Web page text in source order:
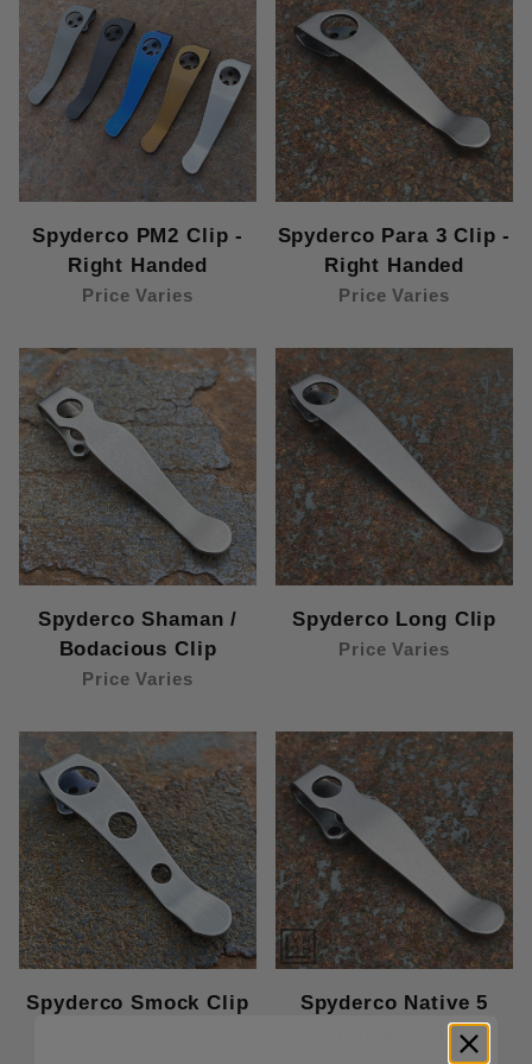
Spyderco PM2 Clip -
Right Handed
Price Varies
Spyderco Para 3 Clip -
Right Handed
Price Varies
Spyderco Shaman /
Bodacious Clip
Price Varies
Spyderco Long Clip
Price Varies
Spyderco Smock Clip
Spyderco Native 5
Standard Clip
Spyderco::Pacific Salt 2 (1)
Spyderco::Para 3 (10)
Spyderco::Para 3 LW (6)
Spyderco::Paramilitary 2 (PM2) (12)
Spyderco::Paysan (1)
Spyderco::Persistence (1)
Spyderco::PITS (6)
Spyderco::Police (10)
Spyderco::Police 4 (1)
Spyderco::Poliwog (6)
Spyderco::Rescue 3 LW (1)
Spyderco::Resilience (2)
Spyderco::Resilience G10 (1)
Spyderco::Rhino (1)
Spyderco::Roadie XL (6)
Spyderco::RockJumper (Rock Jumper) (1)
Spyderco::Sage 1 (6)
Spyderco::Sage 5 G10 (6)
Spyderco::Sage 5 Maxamet (6)
Spyderco::Sage 6 (6)
Spyderco::Siren (6)
Spyderco::Slysz Bowie – Gen 2≤ (6)
Spyderco::Smock (4)
Spyderco::SpydieChef (6)
Spyderco::Squeak (6)
Spyderco::Stretch 2 FRN (1)
Spyderco::Stretch 2 G10 (10)
Spyderco::Stretch FRN (1)
Spyderco::Subvert (1)